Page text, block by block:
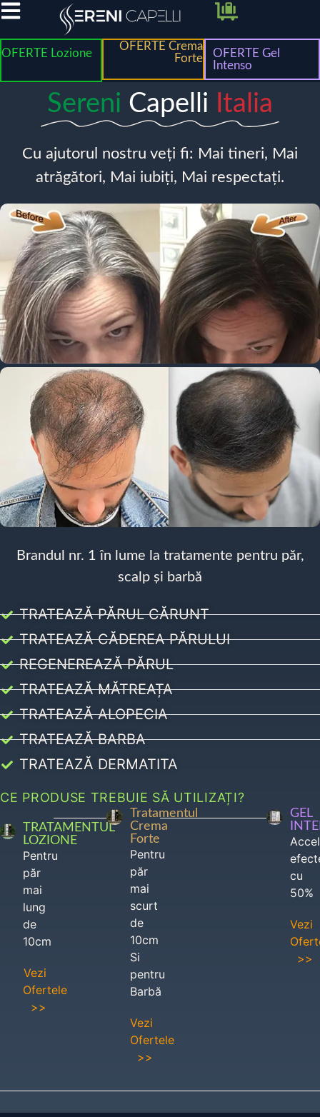
OFERTE Lozione
OFERTE Crema
Forte
OFERTE Gel
Intenso
Sereni Capelli Italia
Cu ajutorul nostru veți fi: Mai tineri, Mai
atrăgători, Mai iubiți, Mai respectați.
Brandul nr. 1 în lume la tratamente pentru păr,
scalp și barbă
TRATEAZĂ PĂRUL CĂRUNT
TRATEAZĂ CĂDEREA PĂRULUI
REGENEREAZĂ PĂRUL
TRATEAZĂ MĂTREAȚA
TRATEAZĂ ALOPECIA
TRATEAZĂ BARBA
TRATEAZĂ DERMATITA
CE PRODUSE TREBUIE SĂ UTILIZAȚI?
TRATAMENTUL
LOZIONE
Pentru
păr
mai
lung
de
10cm
Vezi
Ofertele
>>
Tratamentul
Crema
Forte
Pentru
păr
mai
scurt
de
10cm
Si
pentru
Barbă
Vezi
Ofertele
>>
GEL
cu
50%
Vezi
>>